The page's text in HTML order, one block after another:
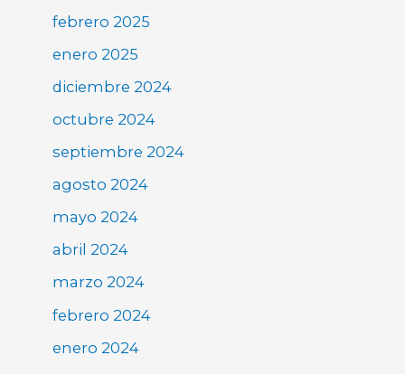
febrero 2025
enero 2025
diciembre 2024
octubre 2024
septiembre 2024
agosto 2024
mayo 2024
abril 2024
marzo 2024
febrero 2024
enero 2024